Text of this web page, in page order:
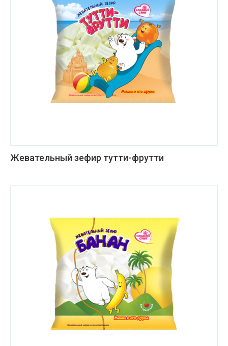
Жевательный зефир тутти-фрутти